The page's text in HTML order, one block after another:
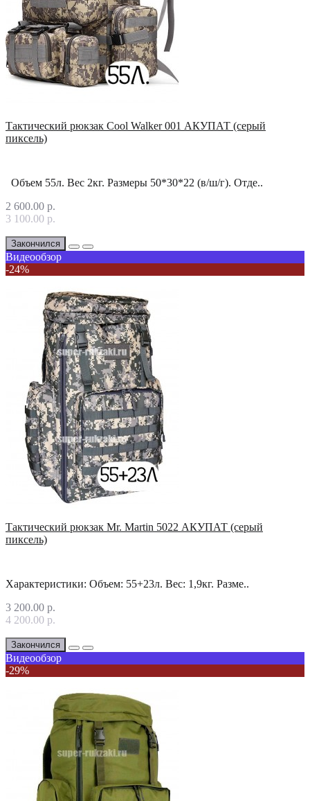
Тактический рюкзак Cool Walker 001 АКУПАТ (серый
пиксель)
Объем 55л. Вес 2кг. Размеры 50*30*22 (в/ш/г). Отде..
2 600.00 р.
3 100.00 р.
Закончился
Видеообзор
-24%
Тактический рюкзак Mr. Martin 5022 АКУПАТ (серый
пиксель)
Характеристики: Объем: 55+23л. Вес: 1,9кг. Разме..
3 200.00 р.
4 200.00 р.
Закончился
Видеообзор
-29%